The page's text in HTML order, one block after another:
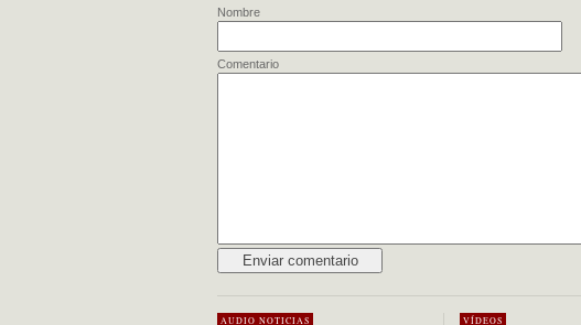
Nombre
Comentario
AUDIO NOTICIAS VÍDEOS